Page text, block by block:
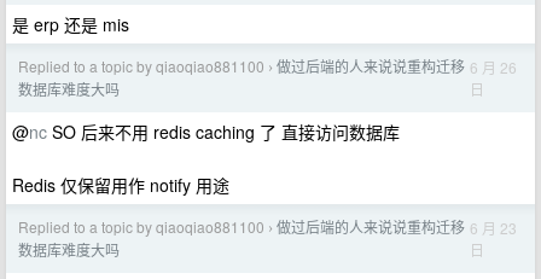
是 erp 还是 mis
Replied to a topic by qiaoqiao881100 › 做过后端的人来说说重构迁移
数据库难度大吗
6 月 26
日
@nc SO 后来不用 redis caching 了 直接访问数据库
Redis 仅保留用作 notify 用途
Replied to a topic by qiaoqiao881100 › 做过后端的人来说说重构迁移
数据库难度大吗
6 月 23
日